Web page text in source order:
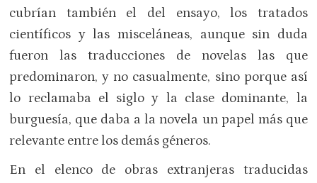
cubrían también el del ensayo, los tratados
científicos y las misceláneas, aunque sin duda
fueron las traducciones de novelas las que
predominaron, y no casualmente, sino porque así
lo reclamaba el siglo y la clase dominante, la
burguesía, que daba a la novela un papel más que
relevante entre los demás géneros.
En el elenco de obras extranjeras traducidas